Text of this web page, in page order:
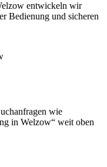
entwickeln wir
Bedienung und sicheren
wie
in Welzow“ weit oben